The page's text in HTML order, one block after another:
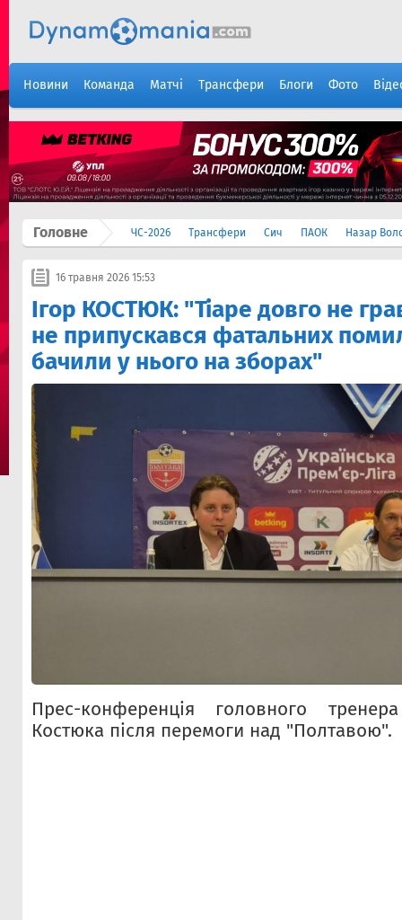
Новини Команда Матчі Трансфери Блоги Фото
Головне ЧС-2026 Трансфери Сич ПАОК Назар
16 травня 2026 15:53
Ігор КОСТЮК: "Тіаре довго не
не припускався фатальних
бачили у нього на зборах"
Прес-конференція головного
Костюка після перемоги над "Полтавою".